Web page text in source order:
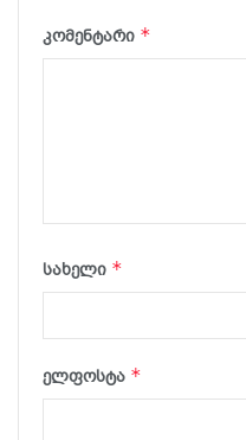
კომენტარი *
სახელი *
ელფოსტა *